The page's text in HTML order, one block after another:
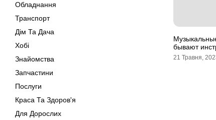
Обладнання
Транспорт
Дім Та Дача
Хобі
Знайомства
Запчастини
Послуги
Краса Та Здоров'я
Для Дорослих
бывают
21 Травня,